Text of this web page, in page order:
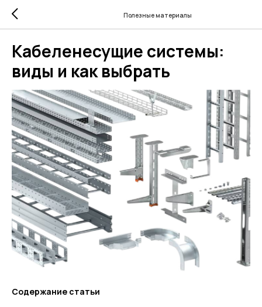
Полезные материалы
Кабеленесущие системы:
виды и как выбрать
Содержание статьи